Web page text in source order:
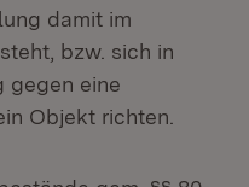
damit im
bzw. sich in
gegen eine
Objekt richten.